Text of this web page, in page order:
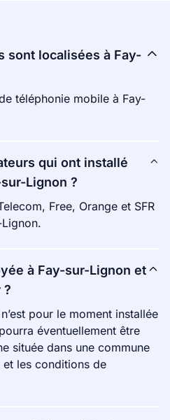
sont localisées à Fay-
téléphonie mobile à Fay-
qui ont installé
Lignon ?
Free, Orange et SFR
à Fay-sur-Lignon et
?
pour le moment installée
éventuellement être
située dans une commune
les conditions de